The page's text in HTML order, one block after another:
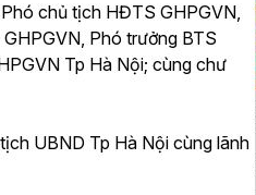
chủ tịch HĐTS GHPGVN,
Phó trưởng BTS
Tp Hà Nội; cùng chư
UBND Tp Hà Nội cùng lãnh